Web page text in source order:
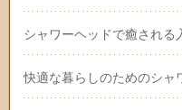
シャワーヘッドで癒される
快適な暮らしのためのシャ